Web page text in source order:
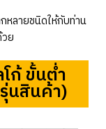
หลายชนิดให้กับท่าน
ย
ก้ ขั้นต่ำ
นสินค้า)